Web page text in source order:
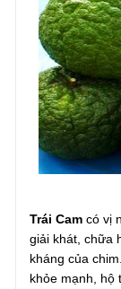
Trái Camcó vị
giải khát, chữa
kháng của
khỏe mạnh, hộ